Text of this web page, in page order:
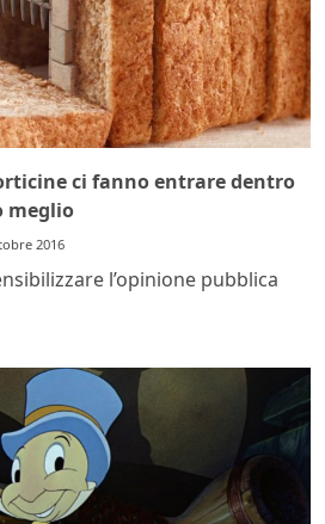
ci fanno entrare dentro
meglio
2016
l’opinione pubblica